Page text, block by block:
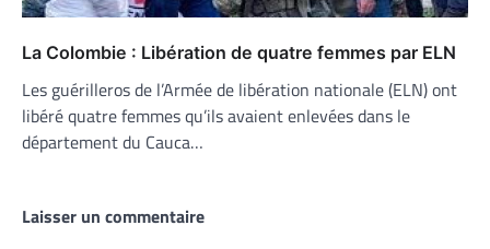
La Colombie : Libération de quatre femmes par ELN
Les guérilleros de l’Armée de libération nationale (ELN) ont
libéré quatre femmes qu’ils avaient enlevées dans le
département du Cauca…
Laisser un commentaire